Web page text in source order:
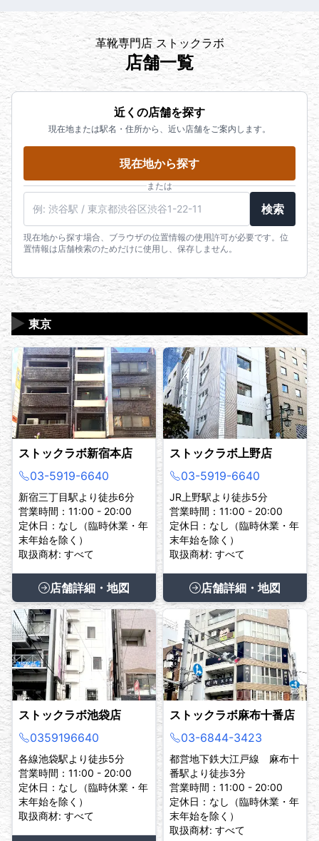
革靴専門店 ストックラボ
店舗一覧
近くの店舗を探す
現在地または駅名・住所から、近い店舗をご案内します。
現在地から探す
または
検索
現在地から探す場合、ブラウザの位置情報の使用許可が必要です。位
置情報は店舗検索のためだけに使用し、保存しません。
東京
▶
ストックラボ新宿本店
03-5919-6640
新宿三丁目駅より徒歩6分
営業時間：11:00 - 20:00
定休日：なし（臨時休業・年
末年始を除く）
取扱商材: すべて
店舗詳細・地図
ストックラボ上野店
03-5919-6640
JR上野駅より徒歩5分
営業時間：11:00 - 20:00
定休日：なし（臨時休業・年
末年始を除く）
取扱商材: すべて
店舗詳細・地図
ストックラボ池袋店
0359196640
各線池袋駅より徒歩5分
営業時間：11:00 - 20:00
定休日：なし（臨時休業・年
末年始を除く）
取扱商材: すべて
ストックラボ麻布十番店
03-6844-3423
都営地下鉄大江戸線 麻布十
番駅より徒歩3分
営業時間：11:00 - 20:00
定休日：なし（臨時休業・年
末年始を除く）
取扱商材: すべて